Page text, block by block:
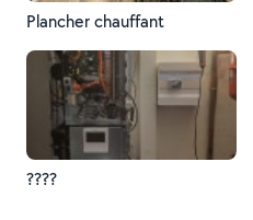
Plancher chauffant
????